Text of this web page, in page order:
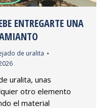
ENTREGARTE UNA
de uralita
uralita, unas
otro elemento
el material